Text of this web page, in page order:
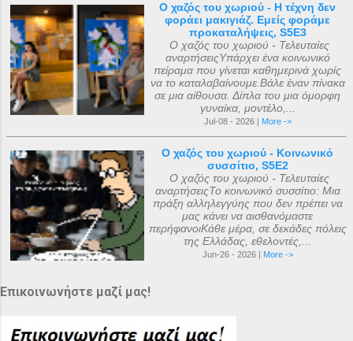
Ο χαζός του χωριού - Η τέχνη δεν
φοράει μακιγιάζ. Εμείς φοράμε
προκαταλήψεις, S5E3
Ο χαζός του χωριού - Τελευταίες
αναρτήσειςΥπάρχει ένα κοινωνικό
πείραμα που γίνεται καθημερινά χωρίς
να το καταλαβαίνουμε.Βάλε έναν πίνακα
σε μια αίθουσα. Δίπλα του μια όμορφη
γυναίκα, μοντέλο,...
Jul-08 - 2026 | More ->
Ο χαζός του χωριού - Κοινωνικό
συσσίτιο, S5E2
Ο χαζός του χωριού - Τελευταίες
αναρτήσειςΤο κοινωνικό συσσίτιο: Μια
πράξη αλληλεγγύης που δεν πρέπει να
μας κάνει να αισθανόμαστε
περήφανοιΚάθε μέρα, σε δεκάδες πόλεις
της Ελλάδας, εθελοντές,...
Jun-26 - 2026 | More ->
Επικοινωνήστε μαζί μας!